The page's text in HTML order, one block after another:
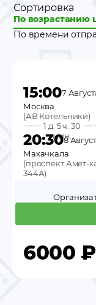
Сортировка
По возрастанию
По времени
15:007
Москва
(АВ Котельники)
1 д. 5 ч. 30
мин.
20:308
Махачкала
(проспект Амет-
344А)
6000 ₽